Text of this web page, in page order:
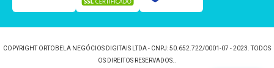
COPYRIGHT ORTOBELA NEGÓCIOS DIGITAIS LTDA - CNPJ: 50.652.722/0001-07 - 2023. TODOS
OS DIREITOS RESERVADOS..